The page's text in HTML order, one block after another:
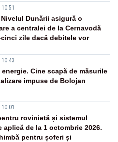
Dunării asigură o
a centralei de la Cernavodă
zile dacă debitele vor
energie. Cine scapă de măsurile
impuse de Bolojan
rovinietă și sistemul
aplică de la 1 octombrie 2026.
pentru șoferi și